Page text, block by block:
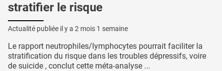
stratifier le risque
Actualité publiée il y a 2 mois 1 semaine
Le rapport neutrophiles/lymphocytes pourrait faciliter la
stratification du risque dans les troubles dépressifs, voire
de suicide , conclut cette méta-analyse ...